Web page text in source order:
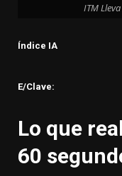
ITM
Índice IA
E/Clave:
Lo que
60